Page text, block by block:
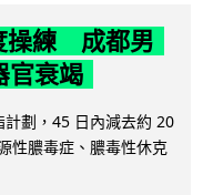
操練 成都男
官衰竭
劃，45 日內減去約 20
性膿毒症、膿毒性休克